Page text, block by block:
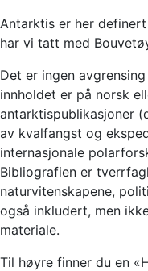
Antarktis er her
har vi tatt med
Det er ingen
innholdet er på norsk
antarktispublikasjoner
av kvalfangst og
internasjonale
Bibliografien er
naturvitenskapene,
også inkludert, men
materiale.
Til høyre finner du en